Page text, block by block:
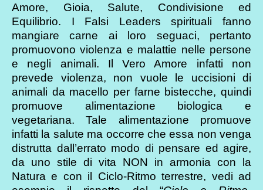
Amore, Gioia, Salute, Condivisione ed
Equilibrio. I Falsi Leaders spirituali fanno
mangiare carne ai loro seguaci, pertanto
promuovono violenza e malattie nelle persone
e negli animali. Il Vero Amore infatti non
prevede violenza, non vuole le uccisioni di
animali da macello per farne bistecche, quindi
promuove alimentazione biologica e
vegetariana. Tale alimentazione promuove
infatti la salute ma occorre che essa non venga
distrutta dall’errato modo di pensare ed agire,
da uno stile di vita NON in armonia con la
Natura e con il Ciclo-Ritmo terrestre, vedi ad